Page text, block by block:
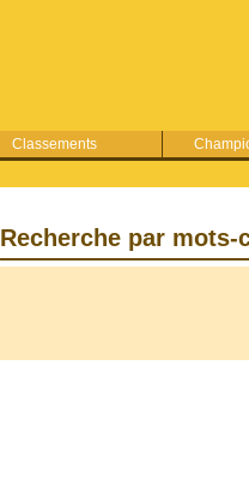
Classements
Recherche par mots-